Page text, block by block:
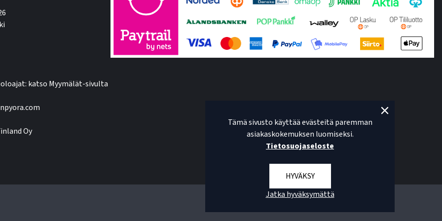
katso Myymälät-sivulta
Oy
Tämä sivusto käyttää evästeitä paremman
asiakaskokemuksen luomiseksi.
Tietosuojaseloste
HYVÄKSY
Jatka hyväksymättä